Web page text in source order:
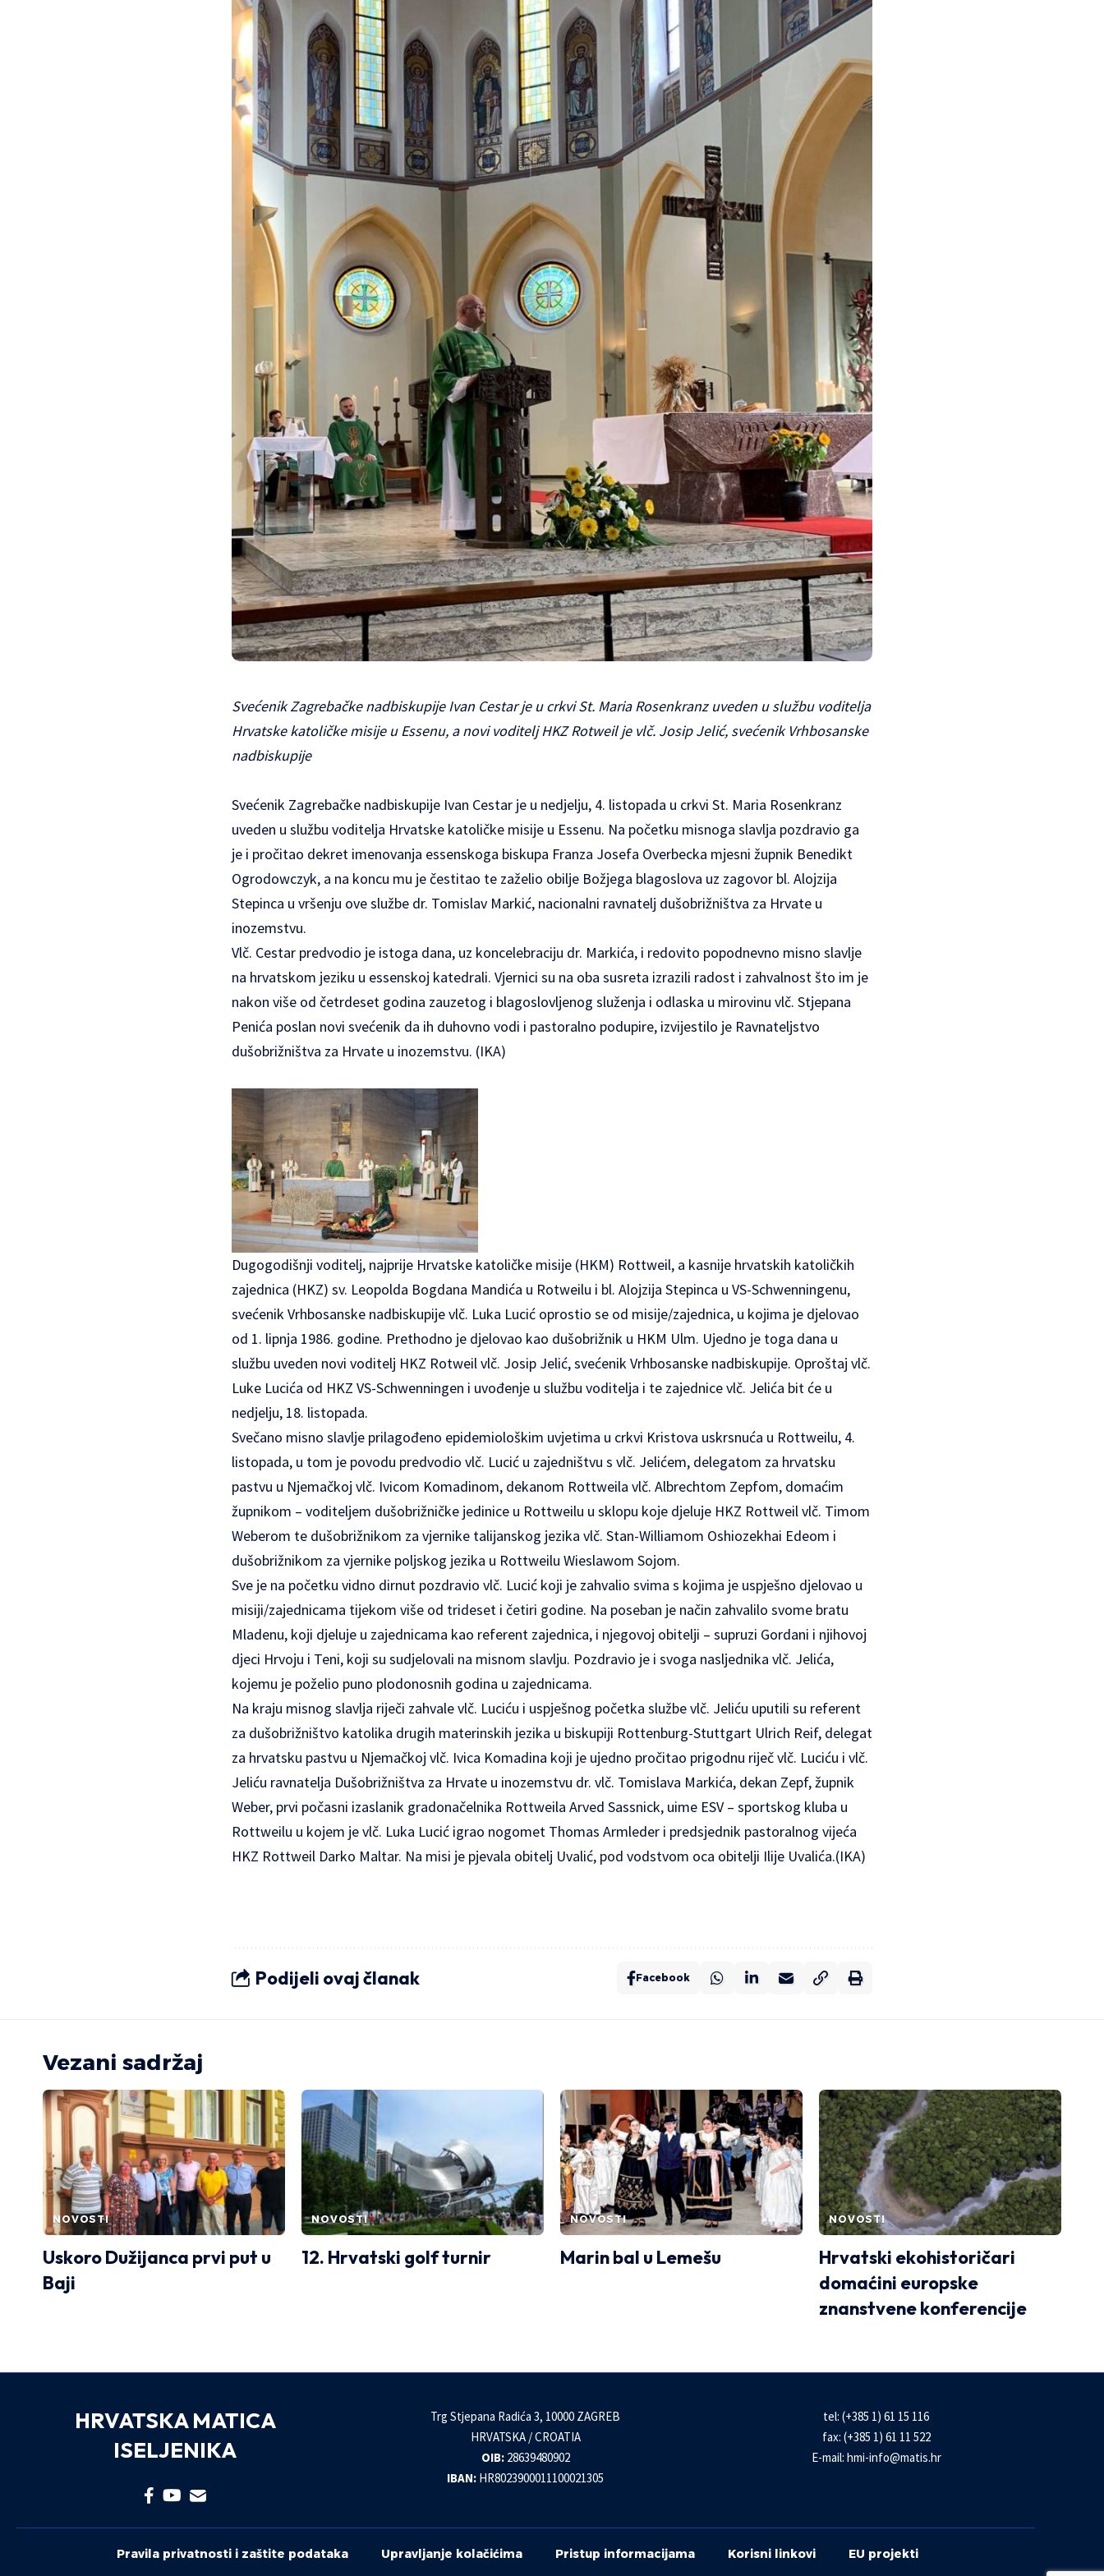
Svećenik Zagrebačke nadbiskupije Ivan Cestar je u crkvi St. Maria Rosenkranz uveden u službu voditelja
Hrvatske katoličke misije u Essenu, a novi voditelj HKZ Rotweil je vlč. Josip Jelić, svećenik Vrhbosanske
nadbiskupije
Svećenik Zagrebačke nadbiskupije Ivan Cestar je u nedjelju, 4. listopada u crkvi St. Maria Rosenkranz
uveden u službu voditelja Hrvatske katoličke misije u Essenu. Na početku misnoga slavlja pozdravio ga
je i pročitao dekret imenovanja essenskoga biskupa Franza Josefa Overbecka mjesni župnik Benedikt
Ogrodowczyk, a na koncu mu je čestitao te zaželio obilje Božjega blagoslova uz zagovor bl. Alojzija
Stepinca u vršenju ove službe dr. Tomislav Markić, nacionalni ravnatelj dušobrižništva za Hrvate u
inozemstvu.
Vlč. Cestar predvodio je istoga dana, uz koncelebraciju dr. Markića, i redovito popodnevno misno slavlje
na hrvatskom jeziku u essenskoj katedrali. Vjernici su na oba susreta izrazili radost i zahvalnost što im je
nakon više od četrdeset godina zauzetog i blagoslovljenog služenja i odlaska u mirovinu vlč. Stjepana
Penića poslan novi svećenik da ih duhovno vodi i pastoralno podupire, izvijestilo je Ravnateljstvo
dušobrižništva za Hrvate u inozemstvu. (IKA)
Dugogodišnji voditelj, najprije Hrvatske katoličke misije (HKM) Rottweil, a kasnije hrvatskih katoličkih
zajednica (HKZ) sv. Leopolda Bogdana Mandića u Rotweilu i bl. Alojzija Stepinca u VS-Schwenningenu,
svećenik Vrhbosanske nadbiskupije vlč. Luka Lucić oprostio se od misije/zajednica, u kojima je djelovao
od 1. lipnja 1986. godine. Prethodno je djelovao kao dušobrižnik u HKM Ulm. Ujedno je toga dana u
službu uveden novi voditelj HKZ Rotweil vlč. Josip Jelić, svećenik Vrhbosanske nadbiskupije. Oproštaj vlč.
Luke Lucića od HKZ VS-Schwenningen i uvođenje u službu voditelja i te zajednice vlč. Jelića bit će u
nedjelju, 18. listopada.
Svečano misno slavlje prilagođeno epidemiološkim uvjetima u crkvi Kristova uskrsnuća u Rottweilu, 4.
listopada, u tom je povodu predvodio vlč. Lucić u zajedništvu s vlč. Jelićem, delegatom za hrvatsku
pastvu u Njemačkoj vlč. Ivicom Komadinom, dekanom Rottweila vlč. Albrechtom Zepfom, domaćim
župnikom – voditeljem dušobrižničke jedinice u Rottweilu u sklopu koje djeluje HKZ Rottweil vlč. Timom
Weberom te dušobrižnikom za vjernike talijanskog jezika vlč. Stan-Williamom Oshiozekhai Edeom i
dušobrižnikom za vjernike poljskog jezika u Rottweilu Wieslawom Sojom.
Sve je na početku vidno dirnut pozdravio vlč. Lucić koji je zahvalio svima s kojima je uspješno djelovao u
misiji/zajednicama tijekom više od trideset i četiri godine. Na poseban je način zahvalilo svome bratu
Mladenu, koji djeluje u zajednicama kao referent zajednica, i njegovoj obitelji – supruzi Gordani i njihovoj
djeci Hrvoju i Teni, koji su sudjelovali na misnom slavlju. Pozdravio je i svoga nasljednika vlč. Jelića,
kojemu je poželio puno plodonosnih godina u zajednicama.
Na kraju misnog slavlja riječi zahvale vlč. Luciću i uspješnog početka službe vlč. Jeliću uputili su referent
za dušobrižništvo katolika drugih materinskih jezika u biskupiji Rottenburg-Stuttgart Ulrich Reif, delegat
za hrvatsku pastvu u Njemačkoj vlč. Ivica Komadina koji je ujedno pročitao prigodnu riječ vlč. Luciću i vlč.
Jeliću ravnatelja Dušobrižništva za Hrvate u inozemstvu dr. vlč. Tomislava Markića, dekan Zepf, župnik
Weber, prvi počasni izaslanik gradonačelnika Rottweila Arved Sassnick, uime ESV – sportskog kluba u
Rottweilu u kojem je vlč. Luka Lucić igrao nogomet Thomas Armleder i predsjednik pastoralnog vijeća
HKZ Rottweil Darko Maltar. Na misi je pjevala obitelj Uvalić, pod vodstvom oca obitelji Ilije Uvalića.(IKA)
Podijeli ovaj članak Facebook
Vezani sadržaj
NOVOSTI
Uskoro Dužijanca prvi put u
Baji
NOVOSTI
12. Hrvatski golf turnir
NOVOSTI
Marin bal u Lemešu
NOVOSTI
Hrvatski ekohistoričari
domaćini europske
znanstvene konferencije
HRVATSKA MATICA
ISELJENIKA
Trg Stjepana Radića 3, 10000 ZAGREB
HRVATSKA / CROATIA
OIB:28639480902
IBAN: HR8023900011100021305
tel: (+385 1) 61 15 116
fax: (+385 1) 61 11 522
E-mail: hmi-info@matis.hr
Pravila privatnosti i zaštite podataka Upravljanje kolačićima Pristup informacijama Korisni linkovi EU projekti